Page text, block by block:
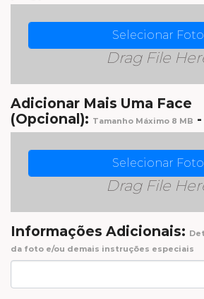
Selecionar Foto
Drag File
Adicionar Mais Uma Face
(Opcional): Tamanho Máximo 8 MB -
Selecionar Foto
Drag File
Informações Adicionais:
da foto e/ou demais instruções especiais